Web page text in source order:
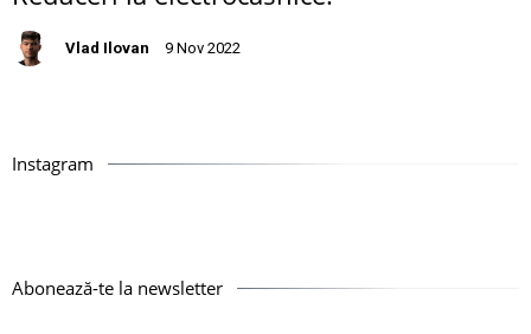
Vlad Ilovan 9 Nov 2022
Instagram
Abonează-te la newsletter